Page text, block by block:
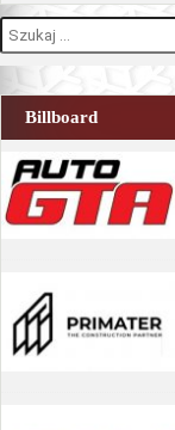
S
z
u
k
j
Billboard